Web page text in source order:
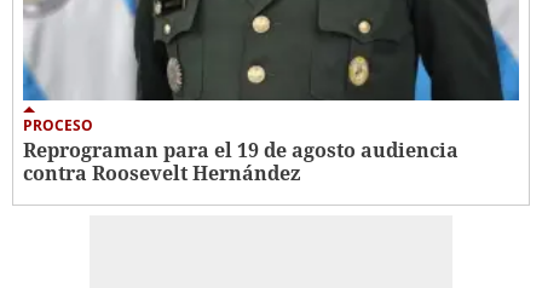
PROCESO
Reprograman para el 19 de agosto audiencia
contra Roosevelt Hernández